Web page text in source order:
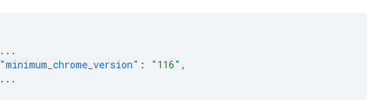
...
"minimum_chrome_version" : "116" ,
...